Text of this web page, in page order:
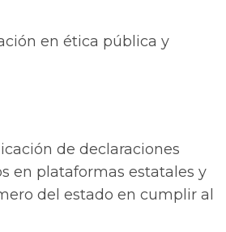
en ética pública y
de declaraciones
en plataformas estatales y
del estado en cumplir al